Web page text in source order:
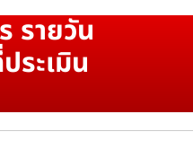
รายวัน
ระเมิน